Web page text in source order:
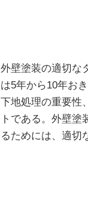
外壁塗装の適切な
は5年から10年お
下地処理の重要性
トである。外壁
るためには、適切